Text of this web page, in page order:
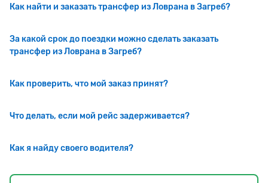
Как найти и заказать трансфер из Ловрана в Загреб?
За какой срок до поездки можно сделать заказать
трансфер из Ловрана в Загреб?
Как проверить, что мой заказ принят?
Что делать, если мой рейс задерживается?
Как я найду своего водителя?